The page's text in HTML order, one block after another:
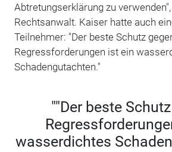
Abtretungserklärung zu
Rechtsanwalt. Kaiser hatte auch
Teilnehmer: "Der beste Schutz
Regressforderungen ist ein
Schadengutachten."
""Der beste
wasserdichtes